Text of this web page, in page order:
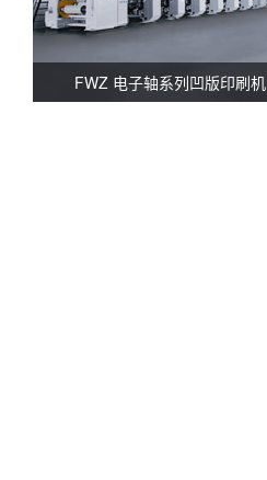
FWZ 电子轴系列凹版印刷机